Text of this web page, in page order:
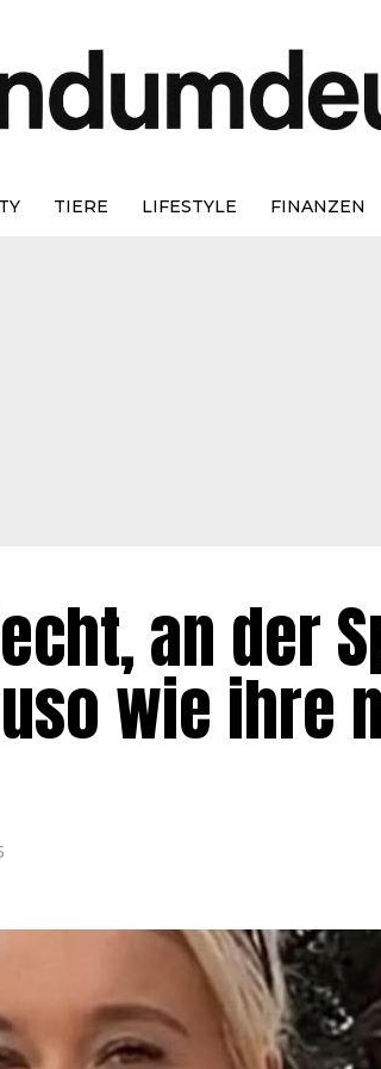
TIERE LIFESTYLE FINANZEN
an der
wie ihre